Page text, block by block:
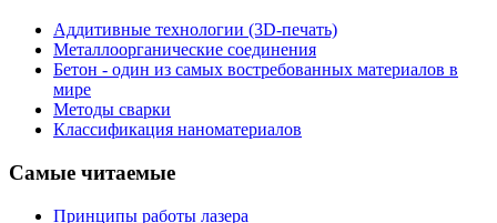
Аддитивные технологии (3D-печать)
Металлоорганические соединения
Бетон - один из самых востребованных материалов в
мире
Методы сварки
Классификация наноматериалов
Самые читаемые
Принципы работы лазера